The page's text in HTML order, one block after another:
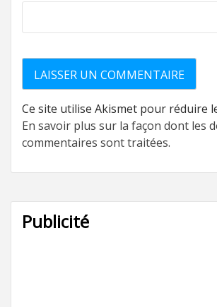
Ce site utilise Akismet pour réduire
En savoir plus sur la façon dont les
commentaires sont traitées.
Publicité